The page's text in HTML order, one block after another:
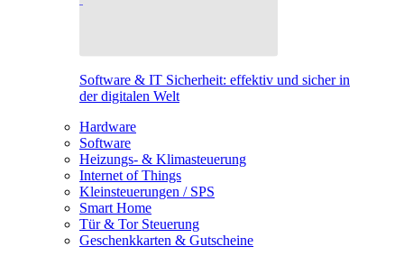
Software & IT Sicherheit: effektiv und sicher in
der digitalen Welt
Hardware
Software
Heizungs- & Klimasteuerung
Internet of Things
Kleinsteuerungen / SPS
Smart Home
Tür & Tor Steuerung
Geschenkkarten & Gutscheine